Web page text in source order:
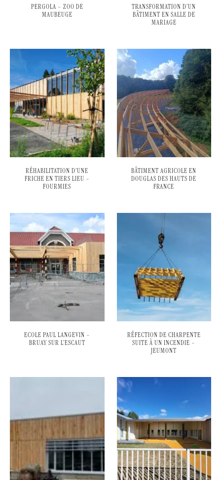
PERGOLA – ZOO DE
MAUBEUGE
TRANSFORMATION D’UN
BÂTIMENT EN SALLE DE
MARIAGE
RÉHABILITATION D’UNE
FRICHE EN TIERS LIEU –
FOURMIES
BÂTIMENT AGRICOLE EN
DOUGLAS DES HAUTS DE
FRANCE
ECOLE PAUL LANGEVIN –
BRUAY SUR L’ESCAUT
RÉFECTION DE CHARPENTE
SUITE À UN INCENDIE –
JEUMONT